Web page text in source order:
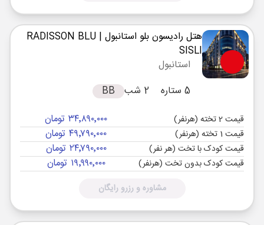
هتل رادیسون بلو استانبول | RADISSON BLU
SISLI
استانبول
5 ستاره
2 شب BB
قیمت 2 تخته (هرنفر) ۳۴٬۸۹۰٬۰۰۰ تومان
قیمت 1 تخته (هرنفر) ۴۹٬۷۹۰٬۰۰۰ تومان
قیمت کودک با تخت (هر نفر) ۲۴٬۷۹۰٬۰۰۰ تومان
قیمت کودک بدون تخت (هرنفر) ۱۹٬۹۹۰٬۰۰۰ تومان
مشاوره و رزرو رایگان